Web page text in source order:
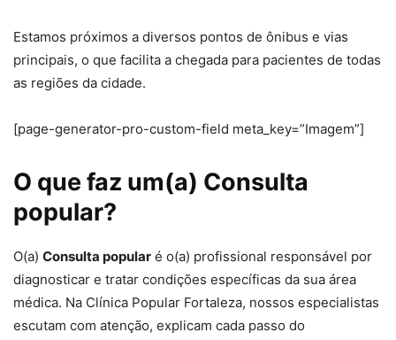
Estamos próximos a diversos pontos de ônibus e vias
principais, o que facilita a chegada para pacientes de todas
as regiões da cidade.
[page-generator-pro-custom-field meta_key=”Imagem”]
O que faz um(a) Consulta
popular?
O(a) Consulta popular é o(a) profissional responsável por
diagnosticar e tratar condições específicas da sua área
médica. Na Clínica Popular Fortaleza, nossos especialistas
escutam com atenção, explicam cada passo do